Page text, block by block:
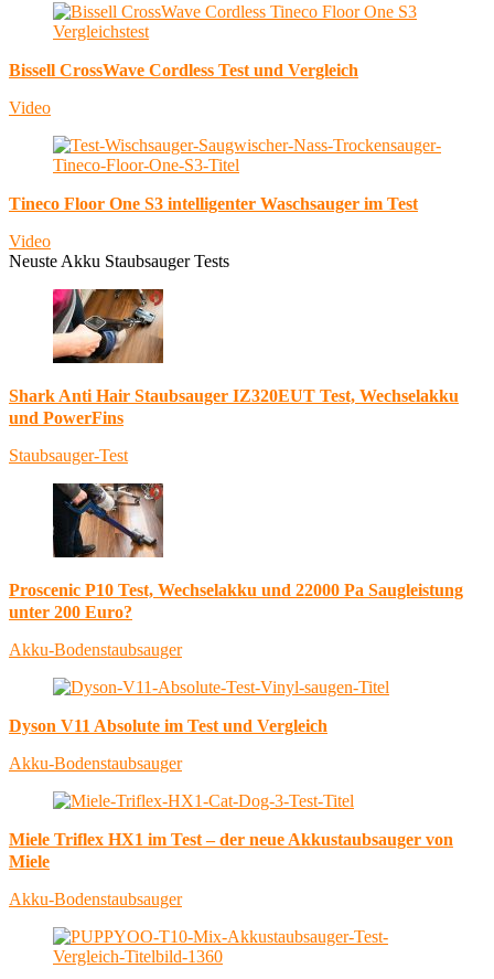
Bissell CrossWave Cordless Test und Vergleich
Video
Tineco Floor One S3 intelligenter Waschsauger im Test
Video
Neuste Akku Staubsauger Tests
Shark Anti Hair Staubsauger IZ320EUT Test, Wechselakku
und PowerFins
Staubsauger-Test
Proscenic P10 Test, Wechselakku und 22000 Pa Saugleistung
unter 200 Euro?
Akku-Bodenstaubsauger
Dyson V11 Absolute im Test und Vergleich
Akku-Bodenstaubsauger
Miele Triflex HX1 im Test – der neue Akkustaubsauger von
Miele
Akku-Bodenstaubsauger